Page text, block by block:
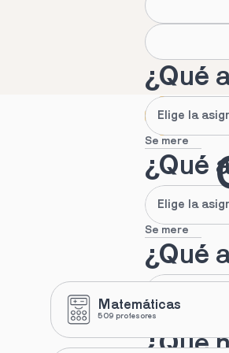
¿Qué
Se mere
¿Qué
Se mere
¿Qué
Se mere
¿Qué
Matemáticas
509 profesores